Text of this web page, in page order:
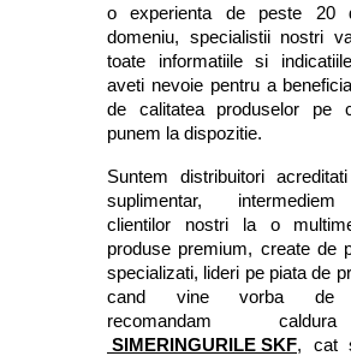
o experienta de peste 20
domeniu, specialistii nostri
toate informatiile si
aveti nevoie pentru a
de calitatea produselor pe
punem la dispozitie.
Suntem distribuitori
suplimentar,
clientilor nostri la o
produse premium, create de
specializati, lideri pe piata de
cand vine vorba de
recomandam
SIMERINGURILE SKF, cat